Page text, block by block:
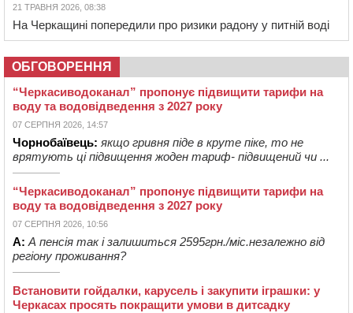
21 ТРАВНЯ 2026, 08:38
На Черкащині попередили про ризики радону у питній воді
ОБГОВОРЕННЯ
“Черкасиводоканал” пропонує підвищити тарифи на
воду та водовідведення з 2027 року
07 СЕРПНЯ 2026, 14:57
Чорнобаївець: якщо гривня піде в круте піке, то не
врятують ці підвищення жоден тариф- підвищений чи ...
“Черкасиводоканал” пропонує підвищити тарифи на
воду та водовідведення з 2027 року
07 СЕРПНЯ 2026, 10:56
А: А пенсія так і залишиться 2595грн./міс.незалежно від
регіону проживання?
Встановити гойдалки, карусель і закупити іграшки: у
Черкасах просять покращити умови в дитсадку